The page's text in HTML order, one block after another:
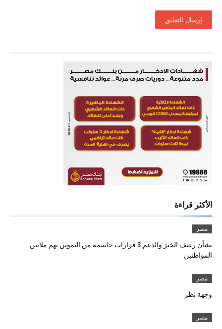
الأكثر قراءة
مصر
بشأن رغيف الخبز والدعم 3 قرارات حاسمة من التموين تهم ملايين
المواطنين
مصر
وجهة نظر
مصر